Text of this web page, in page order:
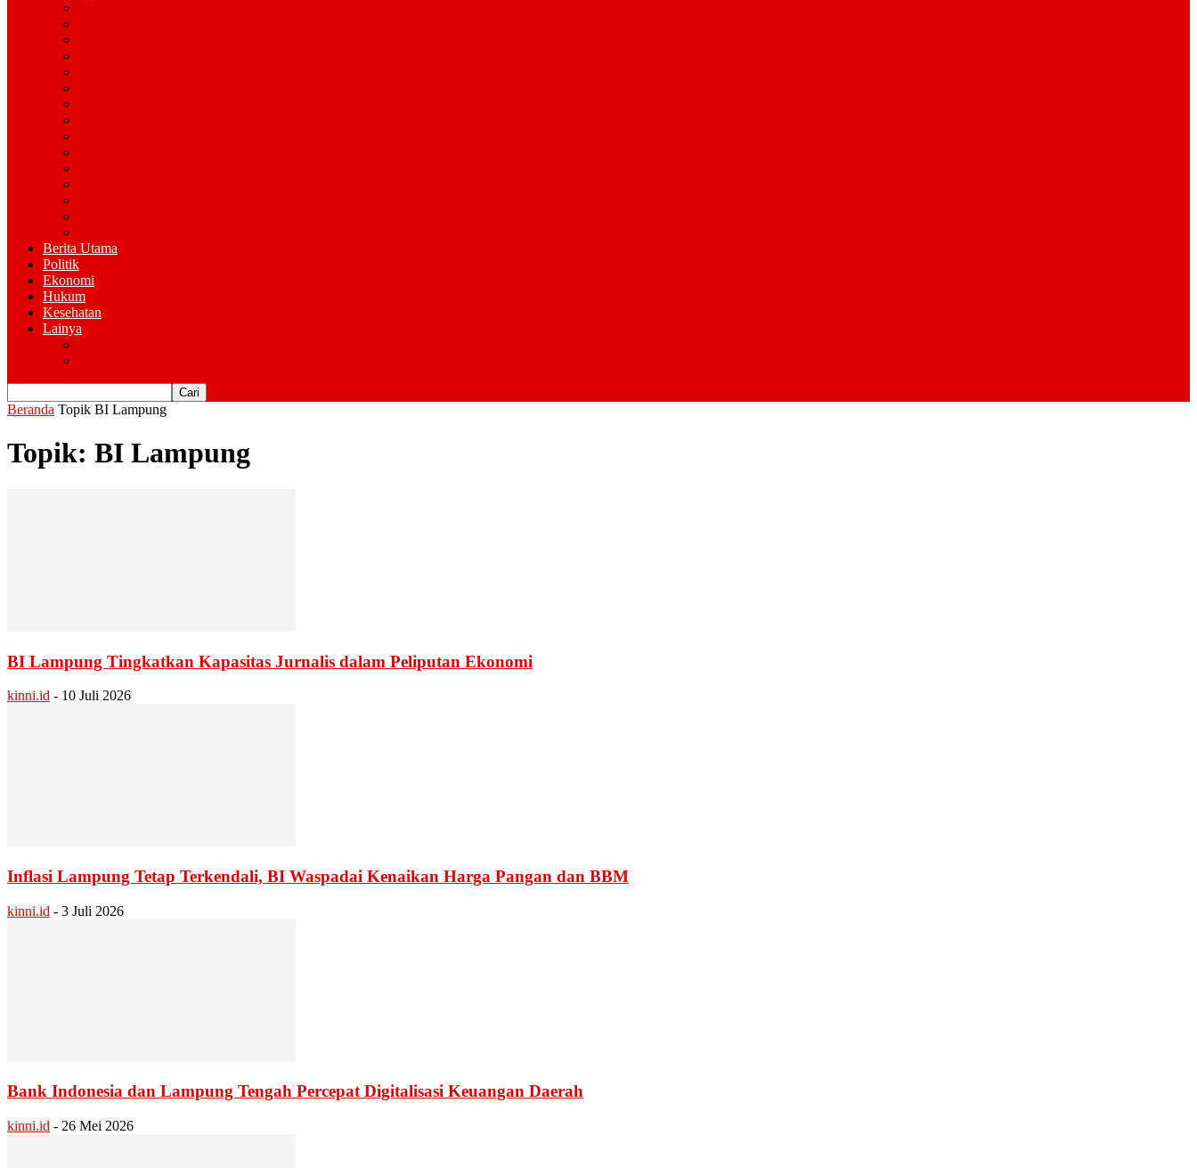
Berita Utama
Politik
Ekonomi
Hukum
Kesehatan
Lainya
Beranda Topik BI Lampung
Topik: BI Lampung
BI Lampung Tingkatkan Kapasitas Jurnalis dalam Peliputan Ekonomi
kinni.id - 10 Juli 2026
Inflasi Lampung Tetap Terkendali, BI Waspadai Kenaikan Harga Pangan dan BBM
kinni.id - 3 Juli 2026
Bank Indonesia dan Lampung Tengah Percepat Digitalisasi Keuangan Daerah
kinni.id - 26 Mei 2026